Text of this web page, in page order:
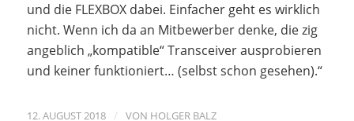
und die FLEXBOX dabei. Einfacher geht es wirklich
nicht. Wenn ich da an Mitbewerber denke, die zig
angeblich „kompatible“ Transceiver ausprobieren
und keiner funktioniert… (selbst schon gesehen).“
12. AUGUST 2018 / VON HOLGER BALZ